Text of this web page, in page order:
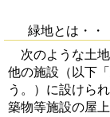
緑地とは・・
次のような土
他の施設（以下
う。）に設けら
築物等施設の屋